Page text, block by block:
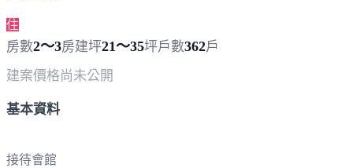
住
房數2～3房建坪21～35坪戶數362戶
建案價格尚未公開
基本資料
接待會館